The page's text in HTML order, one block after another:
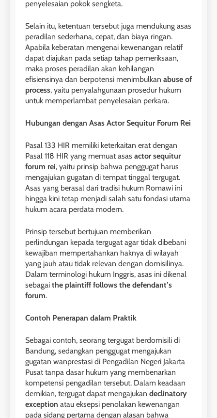
penyelesaian pokok sengketa.
Selain itu, ketentuan tersebut juga mendukung asas
peradilan sederhana, cepat, dan biaya ringan.
Apabila keberatan mengenai kewenangan relatif
dapat diajukan pada setiap tahap pemeriksaan,
maka proses peradilan akan kehilangan
efisiensinya dan berpotensi menimbulkan abuse of
process, yaitu penyalahgunaan prosedur hukum
untuk memperlambat penyelesaian perkara.
Hubungan dengan Asas Actor Sequitur Forum Rei
Pasal 133 HIR memiliki keterkaitan erat dengan
Pasal 118 HIR yang memuat asas actor sequitur
forum rei, yaitu prinsip bahwa penggugat harus
mengajukan gugatan di tempat tinggal tergugat.
Asas yang berasal dari tradisi hukum Romawi ini
hingga kini tetap menjadi salah satu fondasi utama
hukum acara perdata modern.
Prinsip tersebut bertujuan memberikan
perlindungan kepada tergugat agar tidak dibebani
kewajiban mempertahankan haknya di wilayah
yang jauh atau tidak relevan dengan domisilinya.
Dalam terminologi hukum Inggris, asas ini dikenal
sebagai the plaintiff follows the defendant’s
forum.
Contoh Penerapan dalam Praktik
Sebagai contoh, seorang tergugat berdomisili di
Bandung, sedangkan penggugat mengajukan
gugatan wanprestasi di Pengadilan Negeri Jakarta
Pusat tanpa dasar hukum yang membenarkan
kompetensi pengadilan tersebut. Dalam keadaan
demikian, tergugat dapat mengajukan declinatory
exception atau eksepsi penolakan kewenangan
pada sidang pertama dengan alasan bahwa